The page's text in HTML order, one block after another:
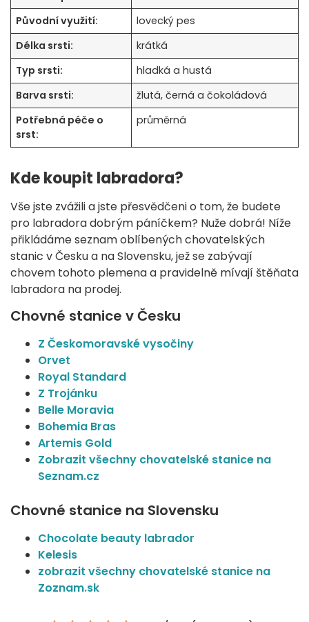
Původní využití:
lovecký pes
Délka srsti:
krátká
Typ srsti:
hladká a hustá
Barva srsti:
žlutá, černá a čokoládová
Potřebná péče o
srst:
průměrná
Kde koupit labradora?
Vše jste zvážili a jste přesvědčeni o tom, že budete
pro labradora dobrým páníčkem? Nuže dobrá! Níže
přikládáme seznam oblíbených chovatelských
stanic v Česku a na Slovensku, jež se zabývají
chovem tohoto plemena a pravidelně mívají štěňata
labradora na prodej.
Chovné stanice v Česku
Z Českomoravské vysočiny
Orvet
Royal Standard
Z Trojánku
Belle Moravia
Bohemia Bras
Artemis Gold
Zobrazit všechny chovatelské stanice na
Seznam.cz
Chovné stanice na Slovensku
Chocolate beauty labrador
Kelesis
zobrazit všechny chovatelské stanice na
Zoznam.sk